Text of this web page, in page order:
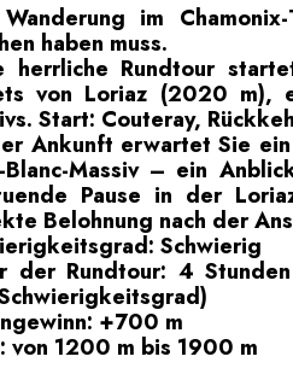
im
haben muss.
herrliche Rundtour
von Loriaz (2020 m),
Start: Couteray,
Ankunft erwartet Sie
Blanc-Massiv – ein
Pause in der
Belohnung nach der
Schwierig
der Rundtour: 4
+700 m
von 1200 m bis 1900 m